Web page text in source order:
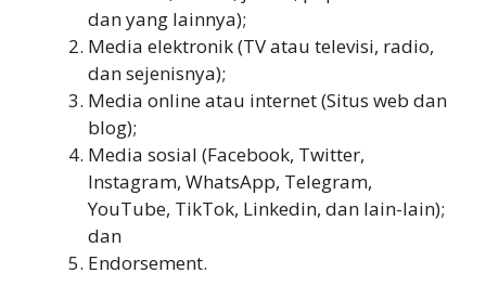
dan yang lainnya);
Media elektronik (TV atau televisi, radio,
dan sejenisnya);
Media online atau internet (Situs web dan
blog);
Media sosial (Facebook, Twitter,
Instagram, WhatsApp, Telegram,
YouTube, TikTok, Linkedin, dan lain-lain);
dan
Endorsement.